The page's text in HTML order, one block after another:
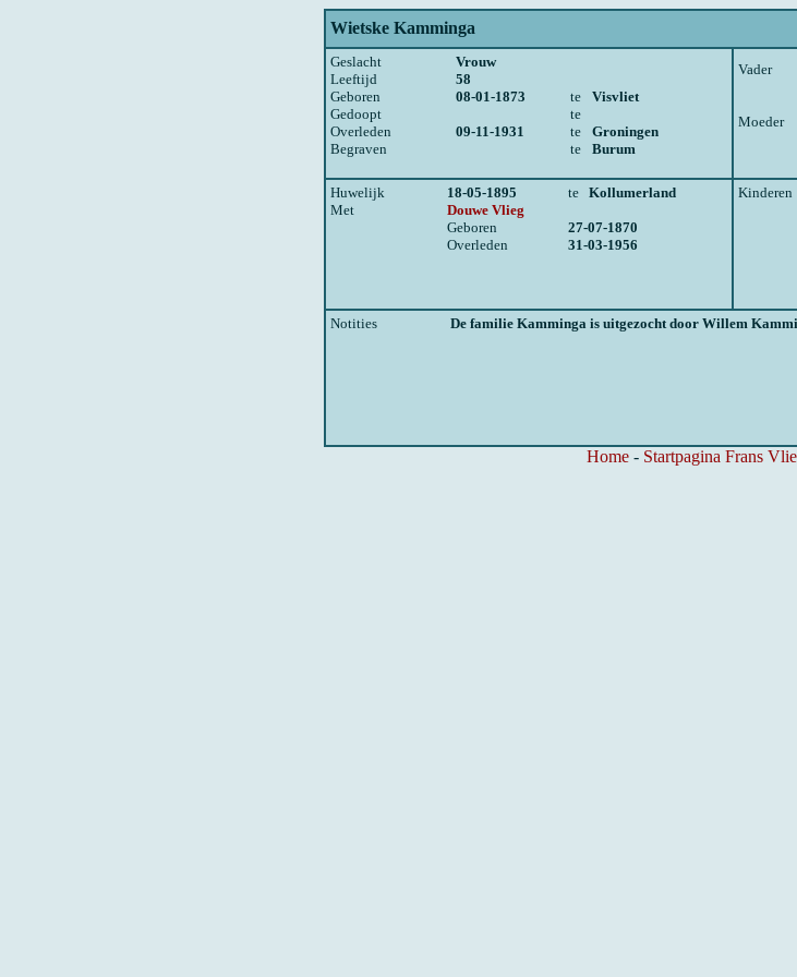
Wietske Kamminga
Geslacht
Vrouw
Leeftijd
58
Geboren
08-01-1873 te
Visvliet
Gedoopt
te
Overleden
09-11-1931 te
Groningen
Begraven
te Burum
Vader
Moeder
Huwelijk 18-05-1895 te Kollumerland
Met
Douwe Vlieg
Geboren
27-07-1870
Overleden
31-03-1956
Kinderen
Notities De familie Kamminga is uitgezocht door Willem
Home- Startpagina Frans